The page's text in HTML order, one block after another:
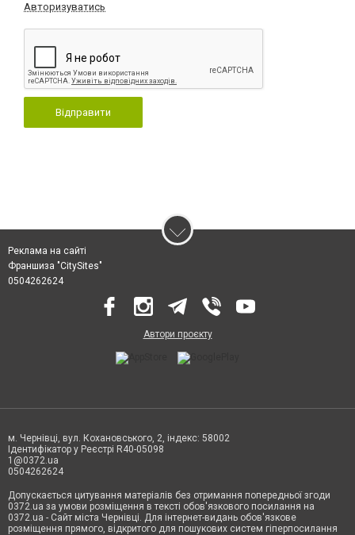
Авторизуватись
Відправити
Реклама на сайті
Франшиза "CitySites"
0504262624
Автори проєкту
м. Чернівці, вул. Кохановського, 2, індекс: 58002
Ідентифікатор у Реєстрі R40-05098
1@0372.ua
0504262624
Допускається цитування матеріалів без отримання попередньої згоди
0372.ua за умови розміщення в тексті обов'язкового посилання на
0372.ua - Сайт міста Чернівці. Для інтернет-видань обов'язкове
розміщення прямого, відкритого для пошукових систем гіперпосилання